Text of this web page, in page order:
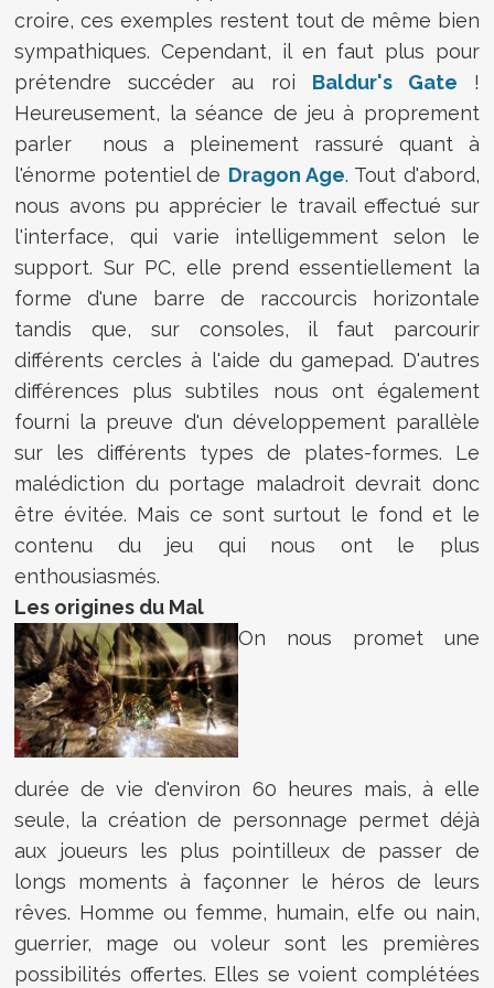
croire, ces exemples restent tout de même bien
sympathiques. Cependant, il en faut plus pour
prétendre succéder au roi Baldur's Gate !
Heureusement, la séance de jeu à proprement
parler nous a pleinement rassuré quant à
l'énorme potentiel de Dragon Age. Tout d'abord,
nous avons pu apprécier le travail effectué sur
l'interface, qui varie intelligemment selon le
support. Sur PC, elle prend essentiellement la
forme d'une barre de raccourcis horizontale
tandis que, sur consoles, il faut parcourir
différents cercles à l'aide du gamepad. D'autres
différences plus subtiles nous ont également
fourni la preuve d'un développement parallèle
sur les différents types de plates-formes. Le
malédiction du portage maladroit devrait donc
être évitée. Mais ce sont surtout le fond et le
contenu du jeu qui nous ont le plus
enthousiasmés.
Les origines du Mal
On nous promet une
durée de vie d'environ 60 heures mais, à elle
seule, la création de personnage permet déjà
aux joueurs les plus pointilleux de passer de
longs moments à façonner le héros de leurs
rêves. Homme ou femme, humain, elfe ou nain,
guerrier, mage ou voleur sont les premières
possibilités offertes. Elles se voient complétées